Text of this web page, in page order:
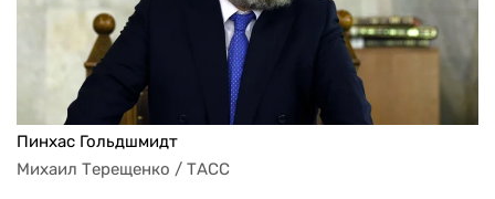
Пинхас Гольдшмидт
Михаил Терещенко / ТАСС